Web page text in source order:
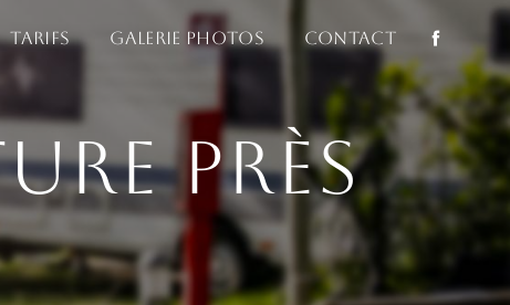
Tarifs Galerie photos Contact
près